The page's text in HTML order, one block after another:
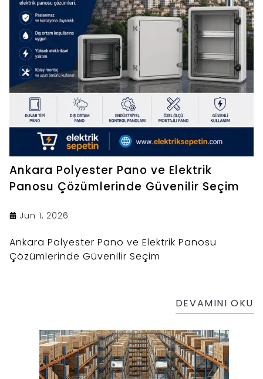
Ankara Polyester Pano ve Elektrik
Panosu Çözümlerinde Güvenilir Seçim
Jun 1, 2026
Ankara Polyester Pano ve Elektrik Panosu
Çözümlerinde Güvenilir Seçim
DEVAMINI OKU